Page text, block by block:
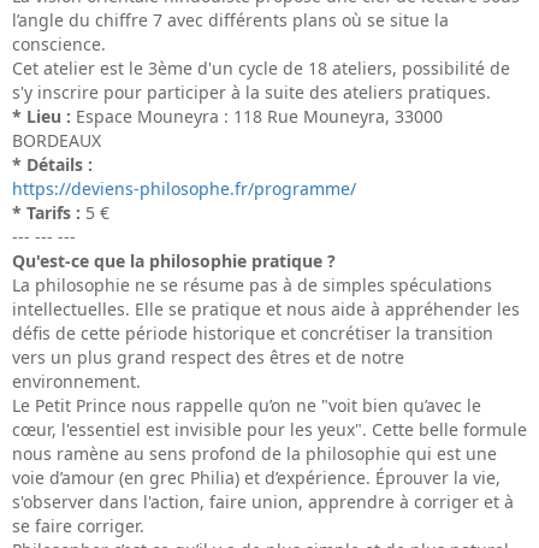
l’angle du chiffre 7 avec différents plans où se situe la
conscience.
Cet atelier est le 3ème d'un cycle de 18 ateliers, possibilité de
s'y inscrire pour participer à la suite des ateliers pratiques.
* Lieu : Espace Mouneyra : 118 Rue Mouneyra, 33000
BORDEAUX
* Détails :
https://deviens-philosophe.fr/programme/
* Tarifs : 5 €
--- --- ---
Qu'est-ce que la philosophie pratique ?
La philosophie ne se résume pas à de simples spéculations
intellectuelles. Elle se pratique et nous aide à appréhender les
défis de cette période historique et concrétiser la transition
vers un plus grand respect des êtres et de notre
environnement.
Le Petit Prince nous rappelle qu’on ne "voit bien qu’avec le
cœur, l'essentiel est invisible pour les yeux". Cette belle formule
nous ramène au sens profond de la philosophie qui est une
voie d’amour (en grec Philia) et d’expérience. Éprouver la vie,
s'observer dans l'action, faire union, apprendre à corriger et à
se faire corriger.